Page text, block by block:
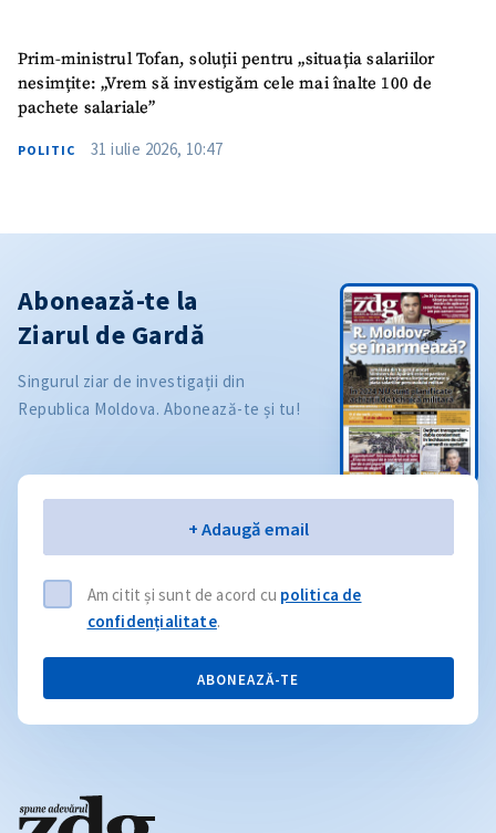
Prim-ministrul Tofan, soluții pentru „situația salariilor
nesimțite: „Vrem să investigăm cele mai înalte 100 de
pachete salariale”
POLITIC 31 iulie 2026, 10:47
Abonează-te la
Ziarul de Gardă
Singurul ziar de investigații din
Republica Moldova. Abonează-te și tu!
+ Adaugă email
Am citit și sunt de acord cu politica de
confidențialitate.
ABONEAZĂ-TE